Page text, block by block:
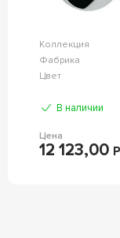
Коллекция
Фабрика
Цвет
В наличии
Цена
12 123,00